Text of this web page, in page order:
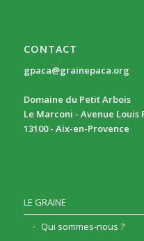
CONTACT
gpaca@grainepaca.org
Domaine du Petit Arbois
Le Marconi - Avenue Louis
13100 - Aix-en-Provence
LE GRAINE
Qui sommes-nous ?